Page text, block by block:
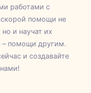
работами с
помощи не
и научат их
помощи другим.
и создавайте